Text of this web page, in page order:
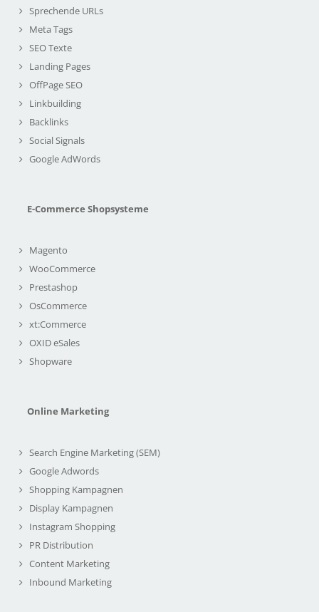
Sprechende URLs
Meta Tags
SEO Texte
Landing Pages
OffPage SEO
Linkbuilding
Backlinks
Social Signals
Google AdWords
E-Commerce Shopsysteme
Magento
WooCommerce
Prestashop
OsCommerce
xt:Commerce
OXID eSales
Shopware
Online Marketing
Search Engine Marketing (SEM)
Google Adwords
Shopping Kampagnen
Display Kampagnen
Instagram Shopping
PR Distribution
Content Marketing
Inbound Marketing